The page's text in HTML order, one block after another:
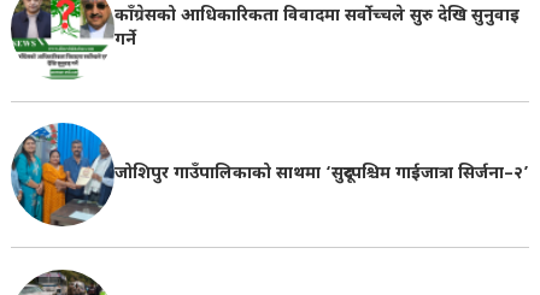
काँग्रेसको आधिकारिकता विवादमा सर्वोच्चले सुरु देखि सुनुवाइ
गर्ने
जोशिपुर गाउँपालिकाको साथमा ‘सुदूरपश्चिम गाईजात्रा सिर्जना–२’